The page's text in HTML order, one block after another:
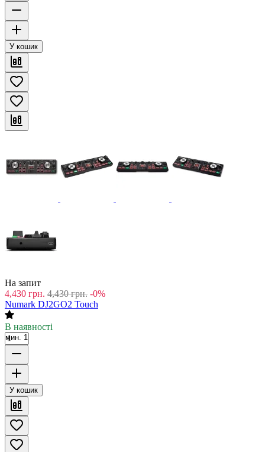
У кошик
На запит
4,430 грн. 4,430 грн. -0%
Numark DJ2GO2 Touch
В наявності
мин. 1
У кошик